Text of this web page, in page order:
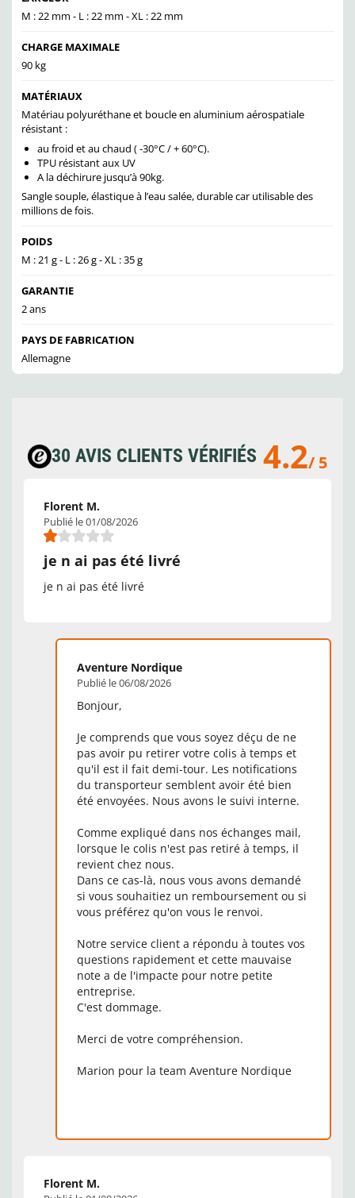
M : 22 mm - L : 22 mm - XL : 22 mm
CHARGE MAXIMALE
90 kg
MATÉRIAUX
Matériau polyuréthane et boucle en aluminium aérospatiale
résistant :
au froid et au chaud ( -30°C / + 60°C).
TPU résistant aux UV
A la déchirure jusqu’à 90kg.
Sangle souple, élastique à l’eau salée, durable car utilisable des
millions de fois.
POIDS
M : 21 g - L : 26 g - XL : 35 g
GARANTIE
2 ans
PAYS DE FABRICATION
Allemagne
30 AVIS CLIENTS VÉRIFIÉS 4.2/ 5
Florent M.
Publié le 01/08/2026
je n ai pas été livré
je n ai pas été livré
Aventure Nordique
Publié le 06/08/2026
Bonjour,
Je comprends que vous soyez déçu de ne
pas avoir pu retirer votre colis à temps et
qu'il est il fait demi-tour. Les notifications
du transporteur semblent avoir été bien
été envoyées. Nous avons le suivi interne.
Comme expliqué dans nos échanges mail,
lorsque le colis n'est pas retiré à temps, il
revient chez nous.
Dans ce cas-là, nous vous avons demandé
si vous souhaitiez un remboursement ou si
vous préférez qu'on vous le renvoi.
Notre service client a répondu à toutes vos
questions rapidement et cette mauvaise
note a de l'impacte pour notre petite
entreprise.
C'est dommage.
Merci de votre compréhension.
Marion pour la team Aventure Nordique
Florent M.